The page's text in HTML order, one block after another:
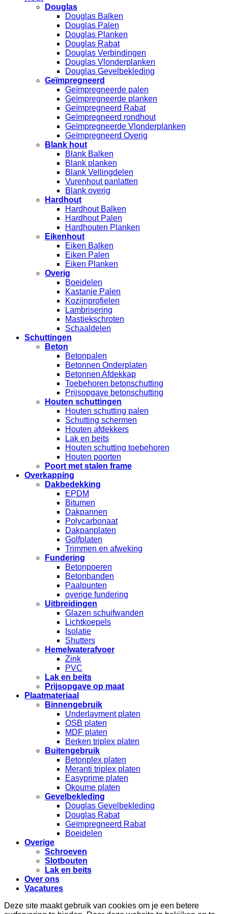
Douglas
Douglas Balken
Douglas Palen
Douglas Planken
Douglas Rabat
Douglas Verbindingen
Douglas Vlonderplanken
Douglas Gevelbekleding
Geïmpregneerd
Geïmpregneerde palen
Geïmpregneerde planken
Geïmpregneerd Rabat
Geïmpregneerd rondhout
Geïmpregneerde Vlonderplanken
Geïmpregneerd Overig
Blank hout
Blank Balken
Blank planken
Blank Vellingdelen
Vurenhout panlatten
Blank overig
Hardhout
Hardhout Balken
Hardhout Palen
Hardhouten Planken
Eikenhout
Eiken Balken
Eiken Palen
Eiken Planken
Overig
Boeidelen
Kastanje Palen
Kozijnprofielen
Lambrisering
Mastiekschroten
Schaaldelen
Schuttingen
Beton
Betonpalen
Betonnen Onderplaten
Betonnen Afdekkap
Toebehoren betonschutting
Prijsopgave betonschutting
Houten schuttingen
Houten schutting palen
Schutting schermen
Houten afdekkers
Lak en beits
Houten schutting toebehoren
Houten poorten
Poort met stalen frame
Overkapping
Dakbedekking
EPDM
Bitumen
Dakpannen
Polycarbonaat
Dakpanplaten
Golfplaten
Trimmen en afweking
Fundering
Betonpoeren
Betonbanden
Paalpunten
overige fundering
Uitbreidingen
Glazen schuifwanden
Lichtkoepels
Isolatie
Shutters
Hemelwaterafvoer
Zink
PVC
Lak en beits
Prijsopgave op maat
Plaatmateriaal
Binnengebruik
Underlayment platen
OSB platen
MDF platen
Berken triplex platen
Buitengebruik
Betonplex platen
Meranti triplex platen
Easyprime platen
Okoume platen
Gevelbekleding
Douglas Gevelbekleding
Douglas Rabat
Geïmpregneerd Rabat
Boeidelen
Overige
Schroeven
Slotbouten
Lak en beits
Over ons
Vacatures
Deze site maakt gebruik van cookies om je een betere